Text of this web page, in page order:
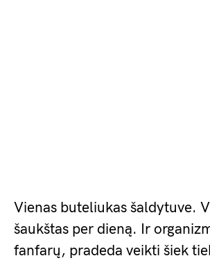
Vienas buteliukas šaldytuve.
šaukštas per dieną. Ir
fanfarų, pradeda veikti šiek